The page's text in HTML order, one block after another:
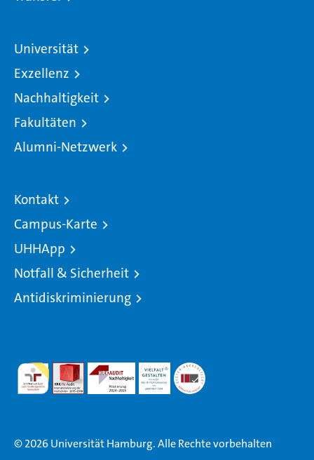
Universität
Exzellenz
Nachhaltigkeit
Fakultäten
Alumni-Netzwerk
Kontakt
Campus-Karte
UHHApp
Notfall & Sicherheit
Antidiskriminierung
© 2026 Universität Hamburg. Alle Rechte vorbehalten